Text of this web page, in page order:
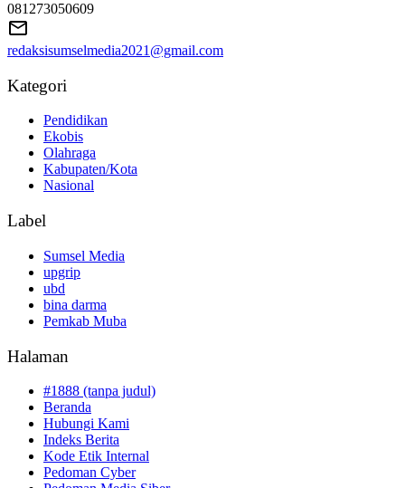
081273050609
redaksisumselmedia2021@gmail.com
Kategori
Pendidikan
Ekobis
Olahraga
Kabupaten/Kota
Nasional
Label
Sumsel Media
upgrip
ubd
bina darma
Pemkab Muba
Halaman
#1888 (tanpa judul)
Beranda
Hubungi Kami
Indeks Berita
Kode Etik Internal
Pedoman Cyber